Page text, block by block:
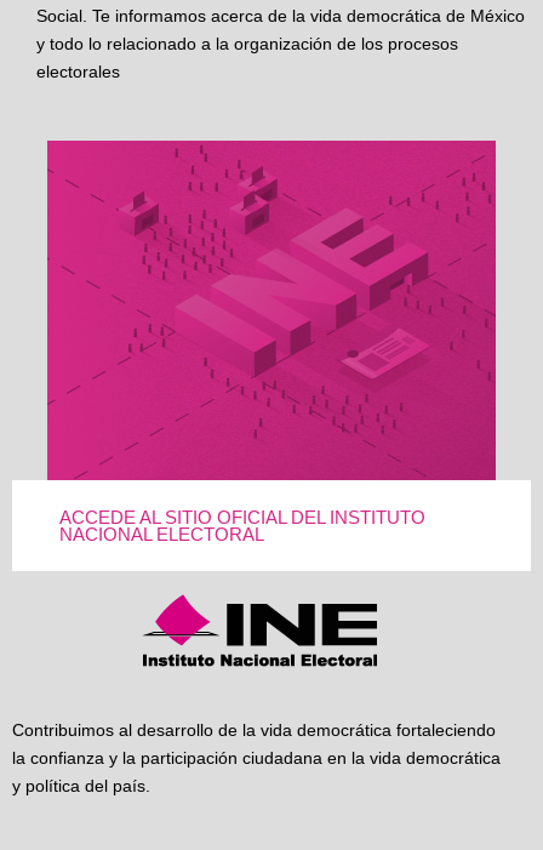
Social. Te informamos acerca de la vida democrática de México
y todo lo relacionado a la organización de los procesos
electorales
ACCEDE AL SITIO OFICIAL DEL INSTITUTO
NACIONAL ELECTORAL
Contribuimos al desarrollo de la vida democrática fortaleciendo
la confianza y la participación ciudadana en la vida democrática
y política del país.